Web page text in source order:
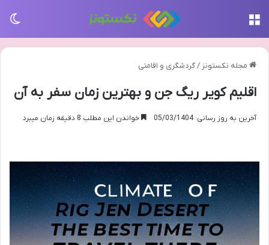
مجله نکستونز /گردشگری و اقامتی
اقلیم کویر ریگ جن و بهترین زمان سفر به آن
آخرین به روز رسانی: 05/03/1404 خواندن این مطلب 8 دقیقه زمان میبرد